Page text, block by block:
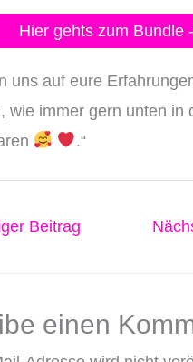
Hier gehts zum Bundle
uns auf eure
wie immer gern unten in
.“
Beitrag
einen